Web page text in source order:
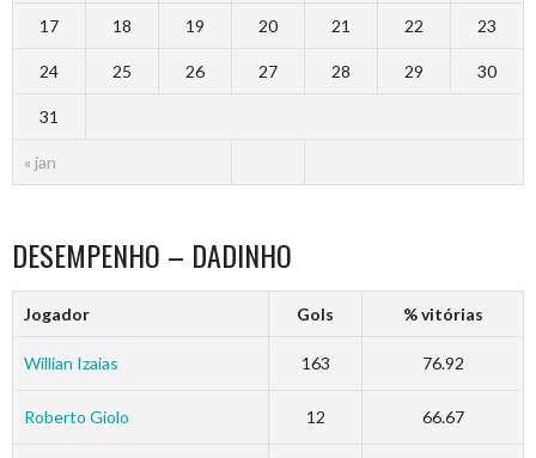
« jan
17 18 19 20 21 22 23
24 25 26 27 28 29 30
31
DESEMPENHO – DADINHO
Jogador Gols % vitórias
Willian Izaias 163 76.92
Roberto Giolo 12 66.67